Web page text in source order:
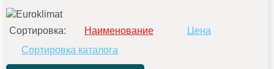
Сортировка: Наименование
Цена
Сортировка каталога